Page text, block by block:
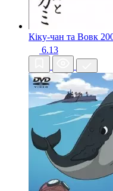
Кіку-чан та Вовк
6.13